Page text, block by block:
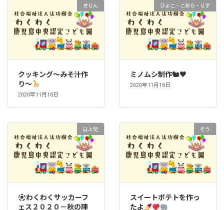
きりん
クッキング～みそ汁作
り～
2020年11月16日
ひよこ・こあら・りす
ミノムシ制作🐿♥
2020年11月16日
以上児
わくわくサッカーフ
ェス２０２０－秋の陣
ぞう
スイートポテトを作っ
たよ